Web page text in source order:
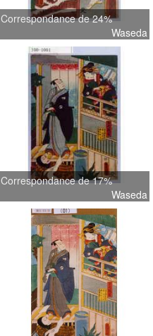
Correspondance de 24%
Waseda
Correspondance de 17%
Waseda